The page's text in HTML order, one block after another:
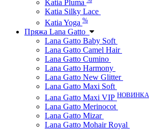
Katia Pluma
Katia Silky Lace
Katia Yoga %
Пряжа Lana Gatto
Lana Gatto Baby Soft
Lana Gatto Camel Hair
Lana Gatto Cumino
Lana Gatto Harmony
Lana Gatto New Glitter
Lana Gatto Maxi Soft
Lana Gatto Maxi VIP НОВИНКА
Lana Gatto Merinocot
Lana Gatto Mizar
Lana Gatto Mohair Royal